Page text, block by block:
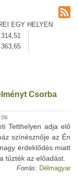
EGY HELYEN
314,51
363,65
Csorba
Tetthelyen adja elő
színésznője az Én
érdeklődés miatt
tűzték az előadást.
Forrás: Délmagyar